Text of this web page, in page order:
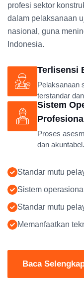
profesi sektor
dalam pelaksanaan
nasional, guna
Indonesia.
Terlisensi
Pelaksanaan
terstandar
Sistem
Proses
dan akuntabel.
Standar mutu
Sistem
Standar mutu
Memanfaatkan
Baca